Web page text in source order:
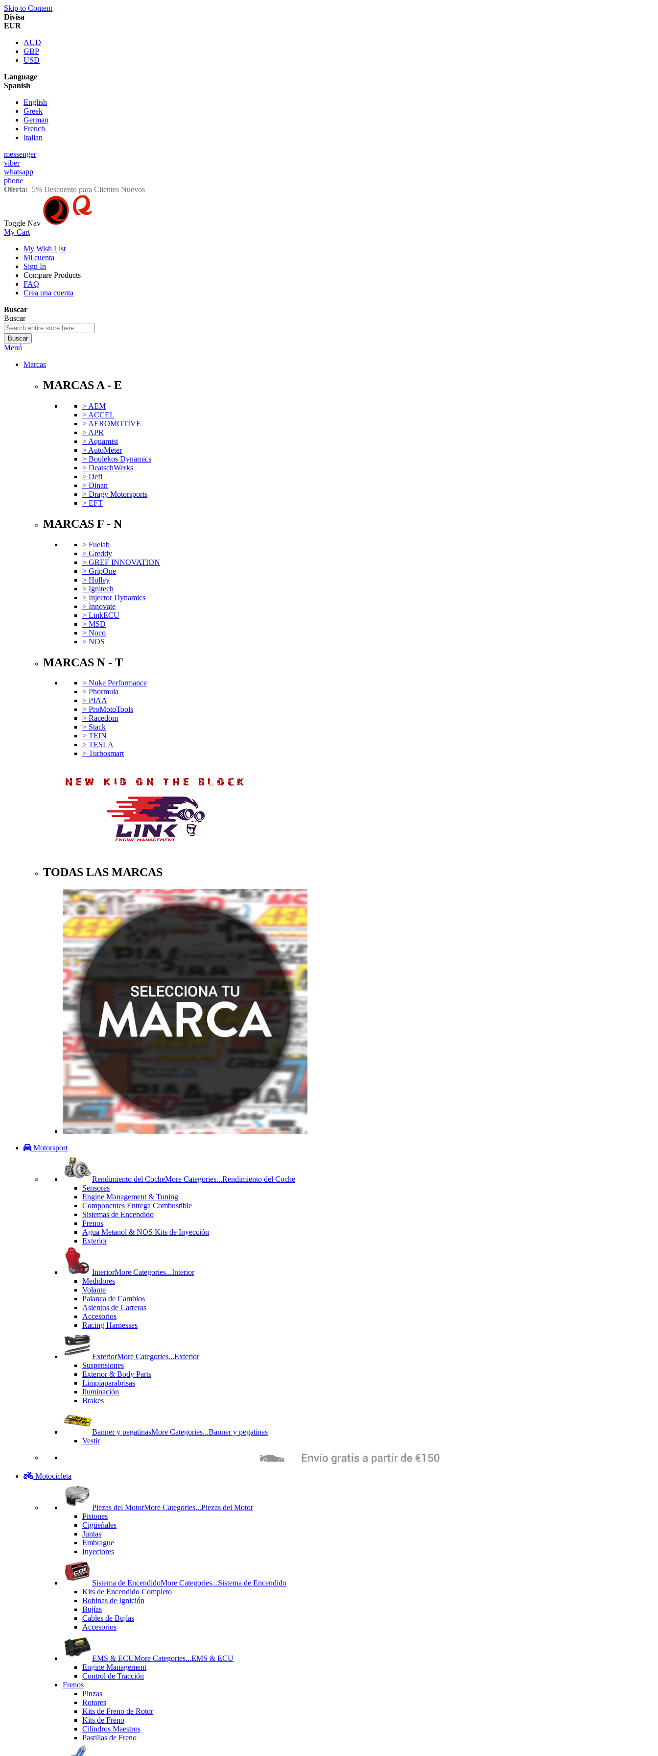
Skip to Content
Divisa
EUR
AUD
GBP
USD
Language
Spanish
English
Greek
German
French
Italian
messenger
viber
whatsapp
phone
Oferta: 5% Descuento para Clientes Nuevos
Toggle Nav
My Cart
My Wish List
Mi cuenta
Sign In
Compare Products
FAQ
Crea una cuenta
Buscar
Buscar
Buscar
Menú
Marcas
MARCAS A - E
> AEM
> ACCEL
> AEROMOTIVE
> APR
> Aquamist
> AutoMeter
> Boulekos Dynamics
> DeatschWerks
> Defi
> Dinan
> Dragy Motorsports
> EFT
MARCAS F - N
> Fuelab
> Greddy
> GREF INNOVATION
> GripOne
> Holley
> Ignitech
> Injector Dynamics
> Innovate
> LinkECU
> MSD
> Noco
> NOS
MARCAS N - T
> Nuke Performance
> Phormula
> PIAA
> ProMotoTools
> Racedom
> Stack
> TEIN
> TESLA
> Turbosmart
TODAS LAS MARCAS
Motorsport
Rendimiento del CocheMore Categories...Rendimiento del Coche
Sensores
Engine Management & Tuning
Componentes Entrega Combustible
Sistemas de Encendido
Frenos
Agua Metanol & NOS Kits de Inyección
Exterior
InteriorMore Categories...Interior
Medidores
Volante
Palanca de Cambios
Asientos de Carreras
Accesorios
Racing Harnesses
ExteriorMore Categories...Exterior
Suspensiones
Exterior & Body Parts
Limpiaparabrisas
Iluminación
Brakes
Banner y pegatinasMore Categories...Banner y pegatinas
Vestir
Motocicleta
Piezas del MotorMore Categories...Piezas del Motor
Pistones
Cigüeñales
Juntas
Εmbrague
Inyectores
Sistema de EncendidoMore Categories...Sistema de Encendido
Kits de Encendido Completo
Bobinas de Ignición
Bujías
Cables de Bujías
Accesorios
EMS & ECUMore Categories...EMS & ECU
Engine Management
Control de Tracción
Frenos
Pinzas
Rotores
Kits de Freno de Rotor
Kits de Freno
Cilindros Maestros
Pastillas de Freno